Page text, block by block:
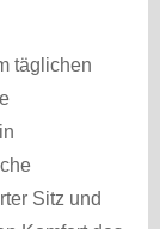
täglichen
Sitz und